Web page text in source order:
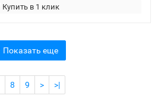
Купить в 1 клик
Показать еще
8 9 > >|